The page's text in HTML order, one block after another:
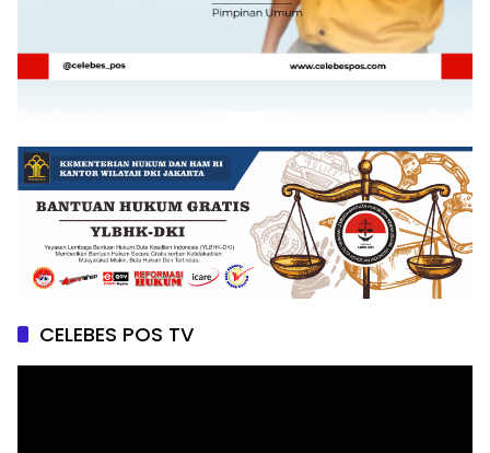
CELEBES POS TV